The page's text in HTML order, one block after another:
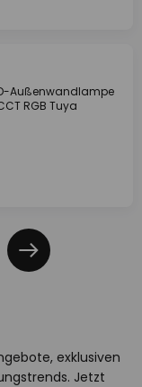
Außenwandlampe
RGB Tuya
Weiter
exklusiven
Jetzt